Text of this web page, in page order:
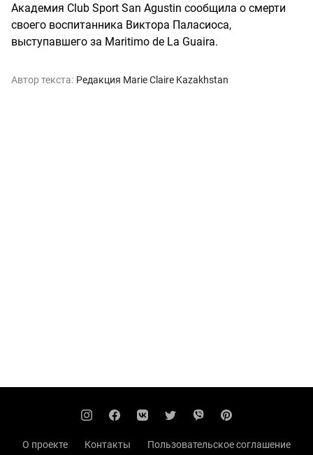
Академия Club Sport San Agustin сообщила о смерти
своего воспитанника Виктора Паласиоса,
выступавшего за Maritimo de La Guaira.
Автор текста: Редакция Marie Claire Kazakhstan
О проекте Контакты Пользовательское соглашение